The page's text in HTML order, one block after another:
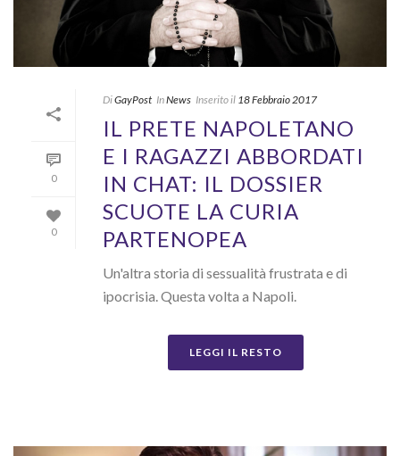
0
0
DiGayPost InNews Inserito il 18 Febbraio 2017
IL PRETE NAPOLETANO
E I RAGAZZI ABBORDATI
IN CHAT: IL DOSSIER
SCUOTE LA CURIA
PARTENOPEA
Un'altra storia di sessualità frustrata e di
ipocrisia. Questa volta a Napoli.
LEGGI IL RESTO